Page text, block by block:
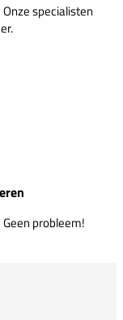
specialisten
probleem!